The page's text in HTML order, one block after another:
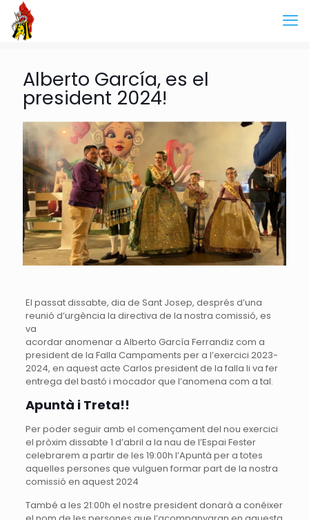
Alberto García, es el
president 2024!
El passat dissabte, dia de Sant Josep, després d’una
reunió d’urgència la directiva de la nostra comissió, es
va
acordar anomenar a Alberto García Ferrandiz com a
president de la Falla Campaments per a l’exercici 2023-
2024, en aquest acte Carlos president de la falla li va fer
entrega del bastó i mocador que l’anomena com a tal.
Apuntà i Treta!!
Per poder seguir amb el començament del nou exercici
el pròxim dissabte 1 d’abril a la nau de l’Espai Fester
celebrarem a partir de les 19:00h l’Apuntà per a totes
aquelles persones que vulguen formar part de la nostra
comissió en aquest 2024
També a les 21:00h el nostre president donarà a conéixer